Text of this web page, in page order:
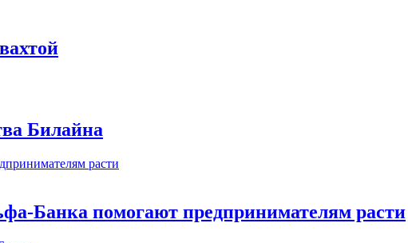
Билайна
Банка помогают предпринимателям расти